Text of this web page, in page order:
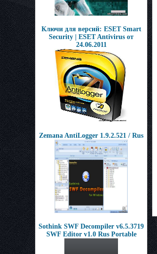
Ключи для версий: ESET Smart
Security | ESET Antivirus от
24.06.2011
Zemana AntiLogger 1.9.2.521 / Rus
Sothink SWF Decompiler v6.5.3719
SWF Editor v1.0 Rus Portable